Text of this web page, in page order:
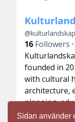
@
16Followers
founded in
with cultural
architecture,
planning,
Sidan använder